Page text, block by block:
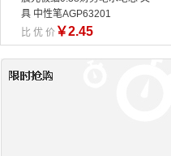
具 中性笔AGP63201
比 优 价 ￥2.45